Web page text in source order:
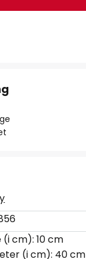
(i cm): 10 cm
(i cm): 40 cm